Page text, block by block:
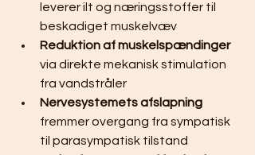
leverer ilt og næringsstoffer til
beskadiget muskelvæv
Reduktion af muskelspændinger
via direkte mekanisk stimulation
fra vandstråler
Nervesystemets afslapning
fremmer overgang fra sympatisk
til parasympatisk tilstand